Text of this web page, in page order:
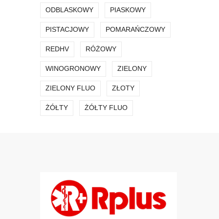
ODBLASKOWY PIASKOWY
PISTACJOWY POMARAŃCZOWY
REDHV RÓŻOWY
WINOGRONOWY ZIELONY
ZIELONY FLUO ZŁOTY
ŻÓŁTY ŻÓŁTY FLUO